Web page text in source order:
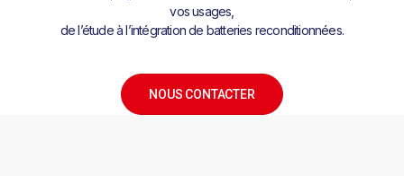
vos usages,
de l’étude à l’intégration de batteries reconditionnées.
NOUS CONTACTER